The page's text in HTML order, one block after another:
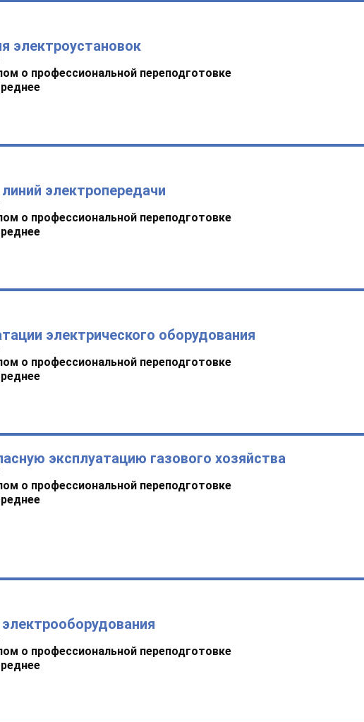
электроустановок
о профессиональной переподготовке
электропередачи
о профессиональной переподготовке
электрического оборудования
о профессиональной переподготовке
эксплуатацию газового хозяйства
о профессиональной переподготовке
о профессиональной переподготовке